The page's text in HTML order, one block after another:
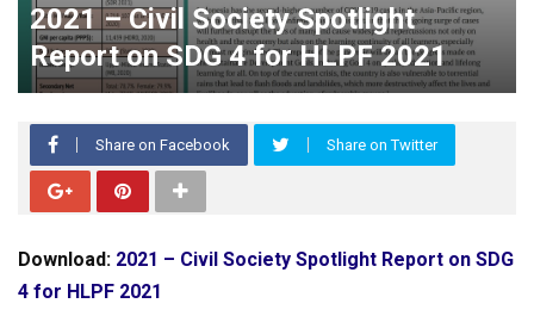
2021 – Civil Society Spotlight
Report on SDG 4 for HLPF 2021
Share on Facebook Share on Twitter
Download: 2021 – Civil Society Spotlight Report on SDG
4 for HLPF 2021